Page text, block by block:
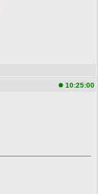
10:25:00